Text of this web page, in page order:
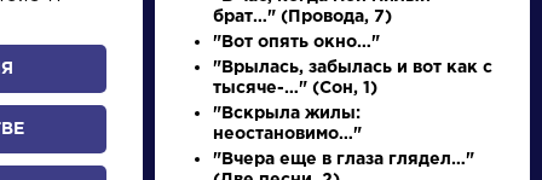
Э Ю Я ...
брат…" (Провода, 7)
"Вот опять окно…"
"Врылась, забылась и вот как с
тысяче-…" (Сон, 1)
"Вскрыла жилы:
неостановимо…"
"Вчера еще в глаза глядел…"